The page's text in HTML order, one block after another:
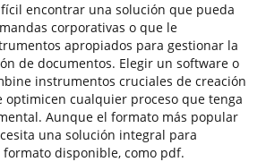
encontrar una solución que pueda
corporativas o que le
apropiados para gestionar la
de documentos. Elegir un software o
instrumentos cruciales de creación
optimicen cualquier proceso que tenga
Aunque el formato más popular
una solución integral para
disponible, como pdf.